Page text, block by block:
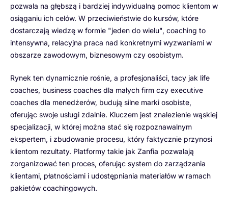
pozwala na głębszą i bardziej indywidualną pomoc klientom w
osiąganiu ich celów. W przeciwieństwie do kursów, które
dostarczają wiedzę w formie "jeden do wielu", coaching to
intensywna, relacyjna praca nad konkretnymi wyzwaniami w
obszarze zawodowym, biznesowym czy osobistym.
Rynek ten dynamicznie rośnie, a profesjonaliści, tacy jak life
coaches, business coaches dla małych firm czy executive
coaches dla menedżerów, budują silne marki osobiste,
oferując swoje usługi zdalnie. Kluczem jest znalezienie wąskiej
specjalizacji, w której można stać się rozpoznawalnym
ekspertem, i zbudowanie procesu, który faktycznie przynosi
klientom rezultaty. Platformy takie jak Zanfia pozwalają
zorganizować ten proces, oferując system do zarządzania
klientami, płatnościami i udostępniania materiałów w ramach
pakietów coachingowych.